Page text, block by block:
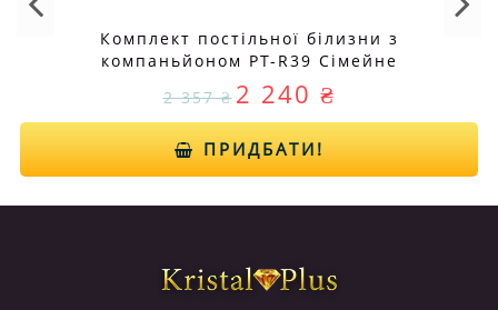
Комплект постільної білизни з
компаньйоном PT-R39 Сімейне
2 357 ₴ 2 240 ₴
ПРИДБАТИ!